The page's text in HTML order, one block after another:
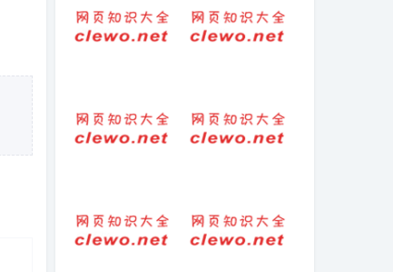
突破2250万,总收
入迈入11亿美元
俱乐部
（晚安励志语）